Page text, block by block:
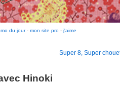
du jour- mon site pro- j'aime
Super 8, Super
Hinoki